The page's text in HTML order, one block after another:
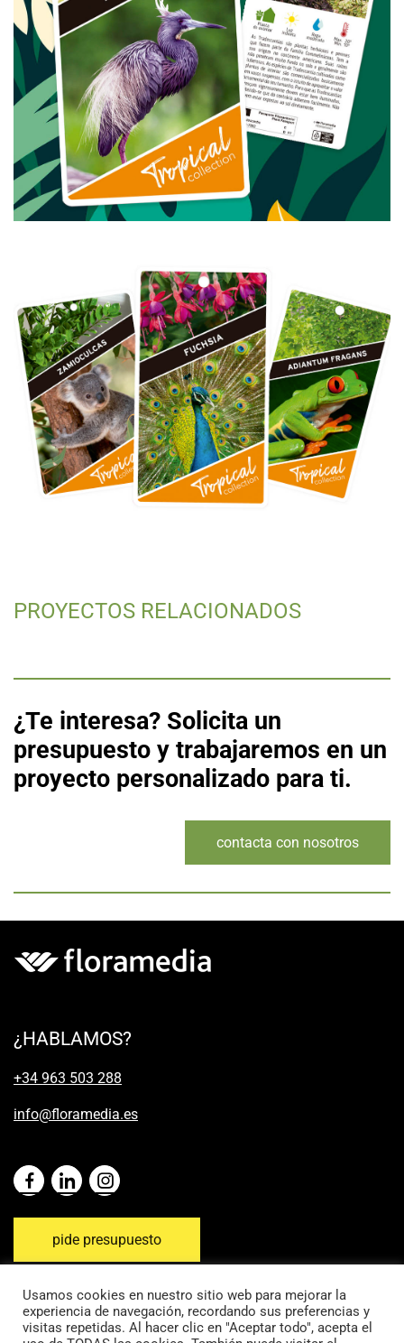
PROYECTOS RELACIONADOS
¿Te interesa? Solicita un
presupuesto y trabajaremos en un
proyecto personalizado para ti.
contacta con nosotros
¿HABLAMOS?
+34 963 503 288
info@floramedia.es
pide presupuesto
Usamos cookies en nuestro sitio web para mejorar la
experiencia de navegación, recordando sus preferencias y
visitas repetidas. Al hacer clic en "Aceptar todo", acepta el